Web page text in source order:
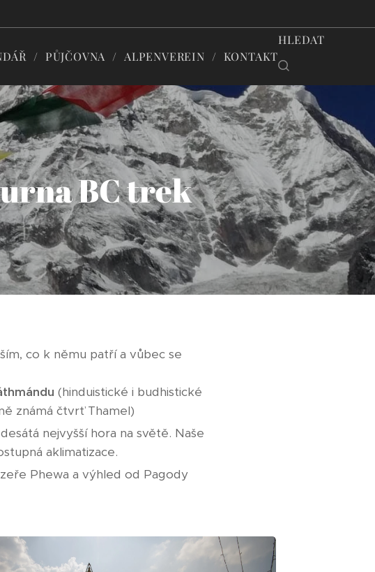
PŮJČOVNA ALPENVEREIN KONTAKT
HLEDAT
BC trek
co k němu patří a vůbec se
(hinduistické i budhistické
známá čtvrť Thamel)
nejvyšší hora na světě. Naše
aklimatizace.
Phewa a výhled od Pagody